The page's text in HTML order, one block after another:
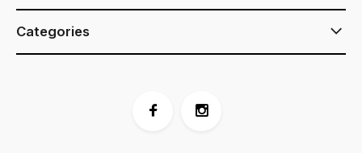
Categories